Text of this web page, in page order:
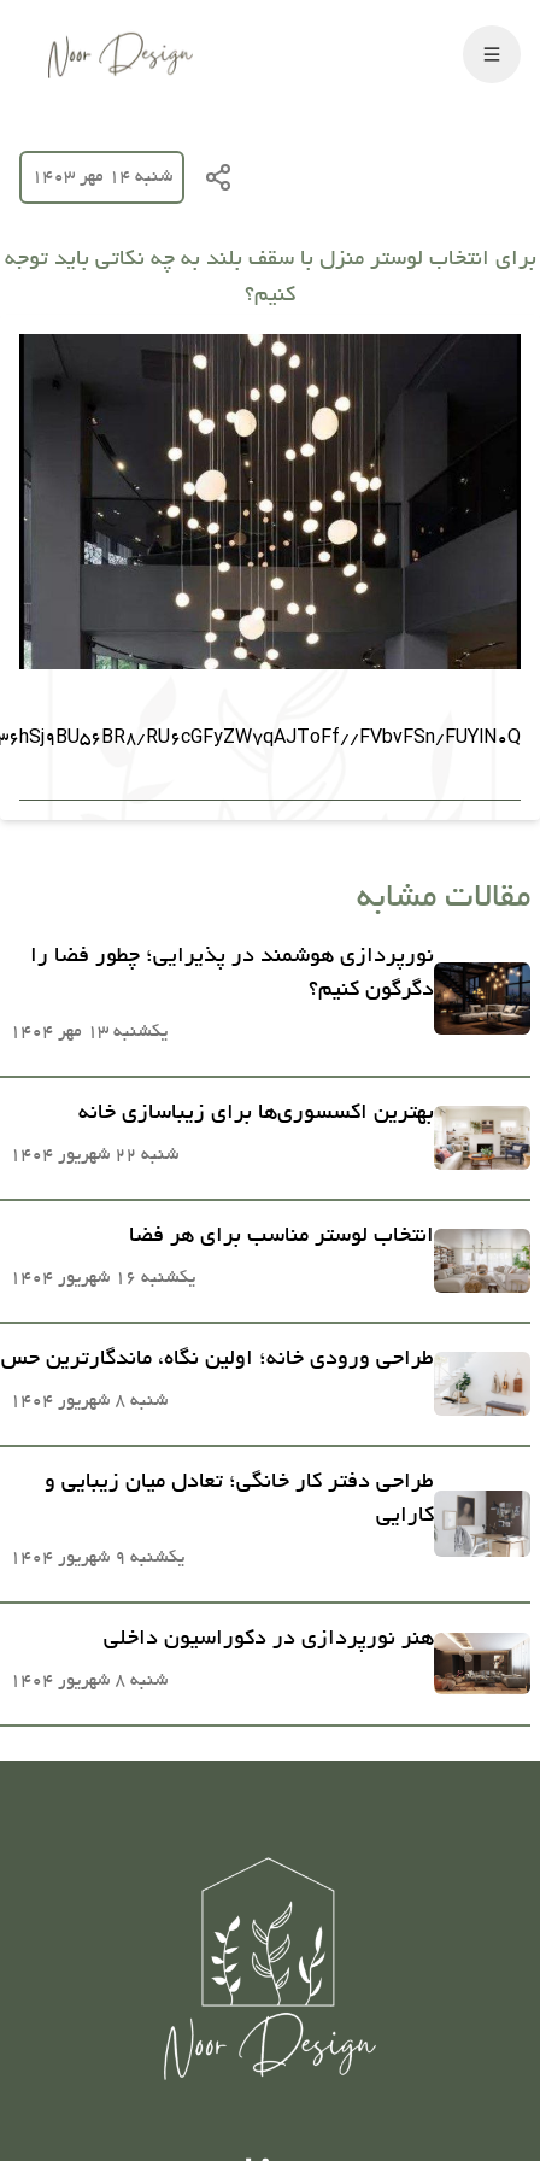
شنبه 14 مهر 1403
برای انتخاب لوستر منزل با سقف بلند به چه نکاتی باید توجه
کنیم؟
RU6cGFyZW7qAJToFf//FVbvFSn/FUYlN0Q=
مقالات مشابه
نورپردازی هوشمند در پذیرایی؛ چطور فضا را
دگرگون کنیم؟
یکشنبه 13 مهر 1404
بهترین اکسسوری‌ها برای زیباسازی خانه
شنبه 22 شهریور 1404
انتخاب لوستر مناسب برای هر فضا
یکشنبه 16 شهریور 1404
طراحی ورودی خانه؛ اولین نگاه، ماندگارترین حس
شنبه 8 شهریور 1404
طراحی دفتر کار خانگی؛ تعادل میان زیبایی و
کارایی
یکشنبه 9 شهریور 1404
هنر نورپردازی در دکوراسیون داخلی
شنبه 8 شهریور 1404